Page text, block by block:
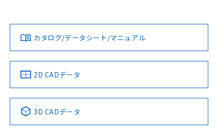
ダウンロードデータをご利用いただく前に、以下を必ずお読
みください。
ソフトウェアの使用条件
対応済み
中国 RoHS 注意事項・凡例
Pb Hg Cd Cr(VI)
カタログ/データシート/マニュアル
2D CADデータ
3D CADデータ